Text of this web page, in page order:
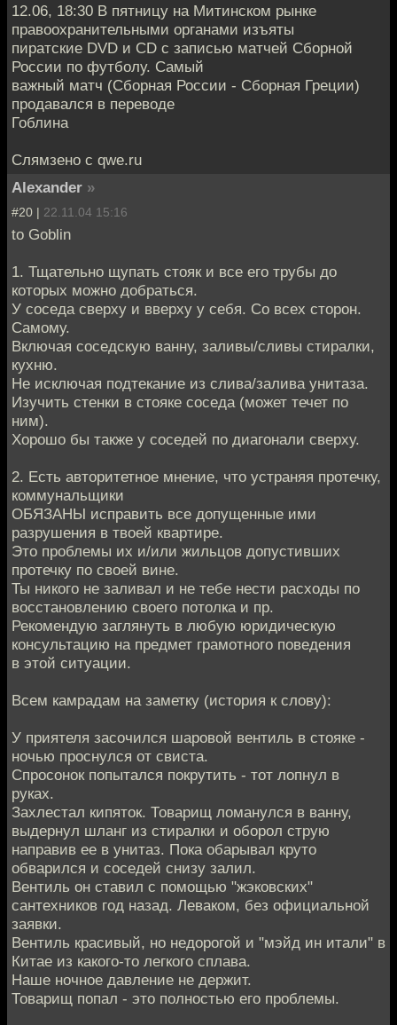
12.06, 18:30 В пятницу на Митинском рынке
правоохранительными органами изъяты
пиратские DVD и CD с записью матчей Сборной
России по футболу. Самый
важный матч (Сборная России - Сборная Греции)
продавался в переводе
Гоблина
Слямзено с qwe.ru
Alexander »
#20 | 22.11.04 15:16
to Goblin
1. Тщательно щупать стояк и все его трубы до
которых можно добраться.
У соседа сверху и вверху у себя. Со всех сторон.
Самому.
Включая соседскую ванну, заливы/сливы стиралки,
кухню.
Не исключая подтекание из слива/залива унитаза.
Изучить стенки в стояке соседа (может течет по
ним).
Хорошо бы также у соседей по диагонали сверху.
2. Есть авторитетное мнение, что устраняя протечку,
коммунальщики
ОБЯЗАНЫ исправить все допущенные ими
разрушения в твоей квартире.
Это проблемы их и/или жильцов допустивших
протечку по своей вине.
Ты никого не заливал и не тебе нести расходы по
восстановлению своего потолка и пр.
Рекомендую заглянуть в любую юридическую
консультацию на предмет грамотного поведения
в этой ситуации.
Всем камрадам на заметку (история к слову):
У приятеля засочился шаровой вентиль в стояке -
ночью проснулся от свиста.
Спросонок попытался покрутить - тот лопнул в
руках.
Захлестал кипяток. Товарищ ломанулся в ванну,
выдернул шланг из стиралки и оборол струю
направив ее в унитаз. Пока обарывал круто
обварился и соседей снизу залил.
Вентиль он ставил с помощью "жэковских"
сантехников год назад. Леваком, без официальной
заявки.
Вентиль красивый, но недорогой и "мэйд ин итали" в
Китае из какого-то легкого сплава.
Наше ночное давление не держит.
Товарищ попал - это полностью его проблемы.